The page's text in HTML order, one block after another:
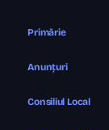
Primărie
Anunțuri
Consiliul Local